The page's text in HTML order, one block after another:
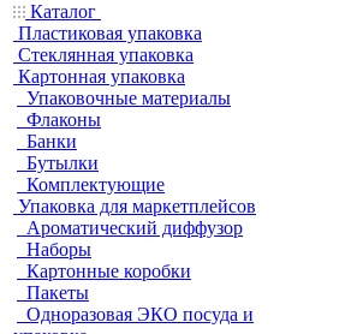
Каталог
Пластиковая упаковка
Стеклянная упаковка
Картонная упаковка
Упаковочные материалы
Флаконы
Банки
Бутылки
Комплектующие
Упаковка для маркетплейсов
Ароматический диффузор
Наборы
Картонные коробки
Пакеты
Одноразовая ЭКО посуда и